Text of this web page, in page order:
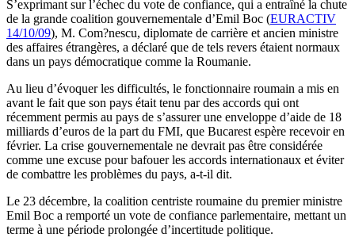
S’exprimant sur l’échec du vote de confiance, qui a entraîné la chute
de la grande coalition gouvernementale d’Emil Boc (EURACTIV
14/10/09), M. Com?nescu, diplomate de carrière et ancien ministre
des affaires étrangères, a déclaré que de tels revers étaient normaux
dans un pays démocratique comme la Roumanie.
Au lieu d’évoquer les difficultés, le fonctionnaire roumain a mis en
avant le fait que son pays était tenu par des accords qui ont
récemment permis au pays de s’assurer une enveloppe d’aide de 18
milliards d’euros de la part du FMI, que Bucarest espère recevoir en
février. La crise gouvernementale ne devrait pas être considérée
comme une excuse pour bafouer les accords internationaux et éviter
de combattre les problèmes du pays, a-t-il dit.
Le 23 décembre, la coalition centriste roumaine du premier ministre
Emil Boc a remporté un vote de confiance parlementaire, mettant un
terme à une période prolongée d’incertitude politique.